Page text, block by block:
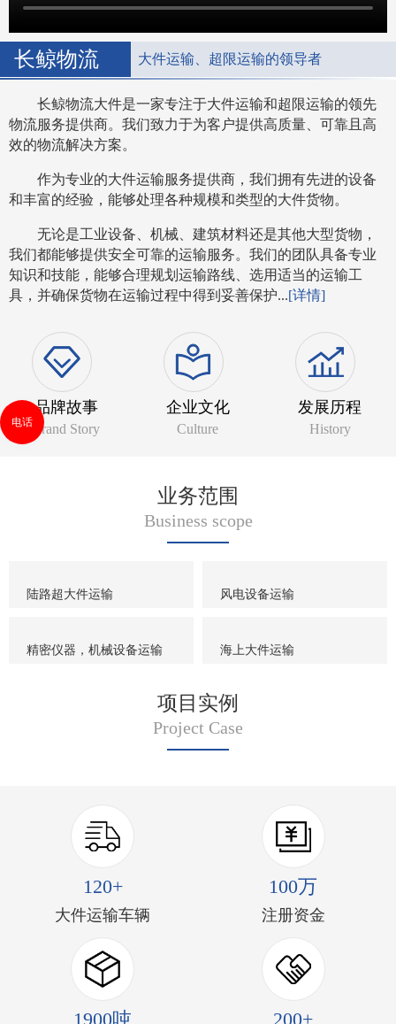
长鲸物流 大件运输、超限运输的领导者
长鲸物流大件是一家专注于大件运输和超限运输的领先
物流服务提供商。我们致力于为客户提供高质量、可靠且高
效的物流解决方案。
作为专业的大件运输服务提供商，我们拥有先进的设备
和丰富的经验，能够处理各种规模和类型的大件货物。
无论是工业设备、机械、建筑材料还是其他大型货物，
我们都能够提供安全可靠的运输服务。我们的团队具备专业
知识和技能，能够合理规划运输路线、选用适当的运输工
具，并确保货物在运输过程中得到妥善保护...[详情]
品牌故事
Brand Story
企业文化
Culture
发展历程
History
业务范围
Business scope
陆路超大件运输 风电设备运输
精密仪器，机械设备运输 海上大件运输
项目实例
Project Case
120+
大件运输车辆
100万
注册资金
1900吨 200+
电话